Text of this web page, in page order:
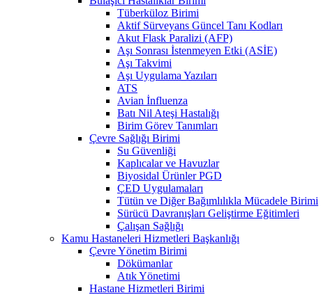
Tüberküloz Birimi
Aktif Sürveyans Güncel Tanı Kodları
Akut Flask Paralizi (AFP)
Aşı Sonrası İstenmeyen Etki (ASİE)
Aşı Takvimi
Aşı Uygulama Yazıları
ATS
Avian İnfluenza
Batı Nil Ateşi Hastalığı
Birim Görev Tanımları
Çevre Sağlığı Birimi
Su Güvenliği
Kaplıcalar ve Havuzlar
Biyosidal Ürünler PGD
ÇED Uygulamaları
Tütün ve Diğer Bağımlılıkla Mücadele Birimi
Sürücü Davranışları Geliştirme Eğitimleri
Çalışan Sağlığı
Kamu Hastaneleri Hizmetleri Başkanlığı
Çevre Yönetim Birimi
Dökümanlar
Atık Yönetimi
Hastane Hizmetleri Birimi